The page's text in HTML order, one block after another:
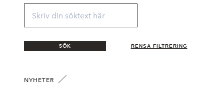
SÖK RENSA FILTRERING
NYHETER